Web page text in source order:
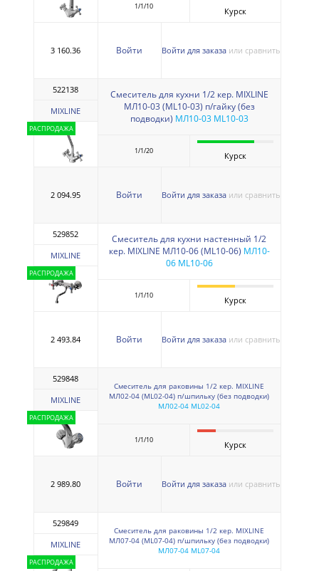
1/1/10 Курск
3 160.36 Войти Войти для заказа или сравнить
РАСПРОДАЖА
522138
MIXLINE
Смеситель для кухни 1/2 кер. MIXLINE
МЛ10-03 (ML10-03) п/гайку (без
подводки) МЛ10-03 ML10-03
1/1/20 Курск
2 094.95 Войти Войти для заказа или сравнить
РАСПРОДАЖА
529852
MIXLINE
Смеситель для кухни настенный 1/2
кер. MIXLINE МЛ10-06 (ML10-06) МЛ10-
06 ML10-06
1/1/10 Курск
2 493.84 Войти Войти для заказа или сравнить
РАСПРОДАЖА
529848
MIXLINE
Смеситель для раковины 1/2 кер. MIXLINE
МЛ02-04 (ML02-04) п/шпильку (без подводки)
МЛ02-04 ML02-04
1/1/10 Курск
2 989.80 Войти Войти для заказа или сравнить
РАСПРОДАЖА
529849
MIXLINE
Смеситель для раковины 1/2 кер. MIXLINE
МЛ07-04 (ML07-04) п/шпильку (без подводки)
МЛ07-04 ML07-04